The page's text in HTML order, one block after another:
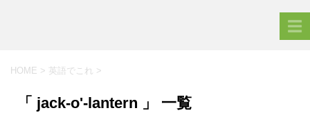
HOME > 英語でこれ >
「 jack-o'-lantern 」 一覧